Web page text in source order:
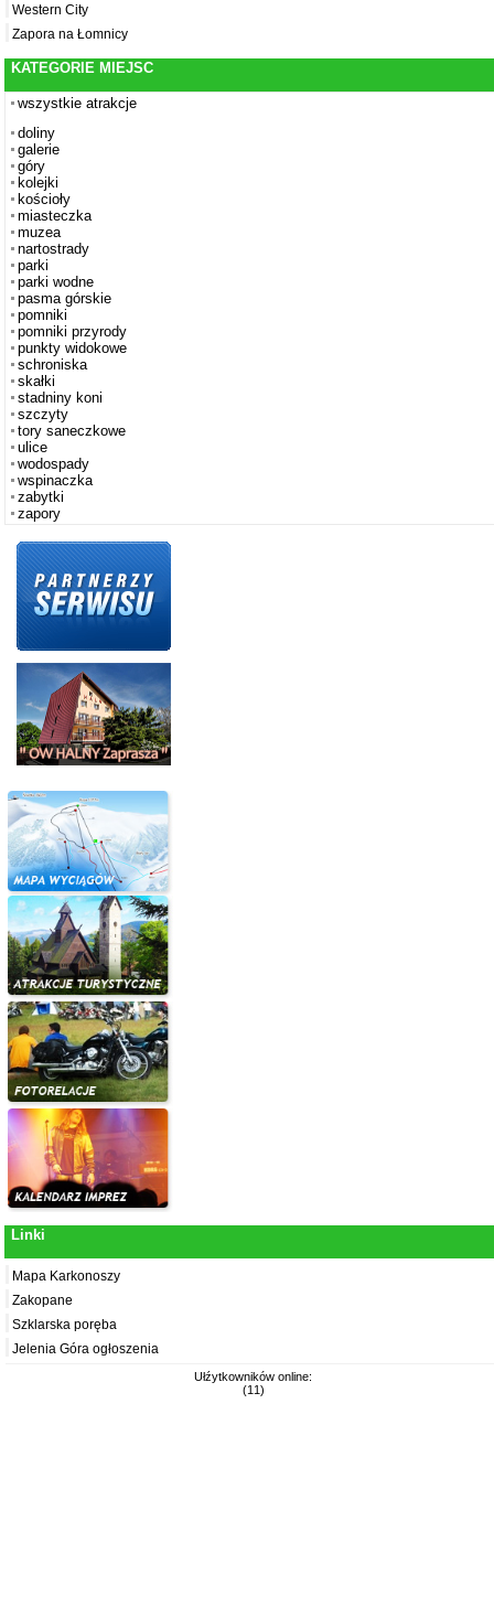
Western City
Zapora na Łomnicy
KATEGORIE MIEJSC
wszystkie atrakcje
doliny
galerie
góry
kolejki
kościoły
miasteczka
muzea
nartostrady
parki
parki wodne
pasma górskie
pomniki
pomniki przyrody
punkty widokowe
schroniska
skałki
stadniny koni
szczyty
tory saneczkowe
ulice
wodospady
wspinaczka
zabytki
zapory
Linki
Mapa Karkonoszy
Zakopane
Szklarska poręba
Jelenia Góra ogłoszenia
Ułźytkowników online:
(11)